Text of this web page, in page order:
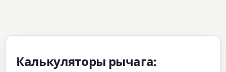
Калькуляторы рычага: